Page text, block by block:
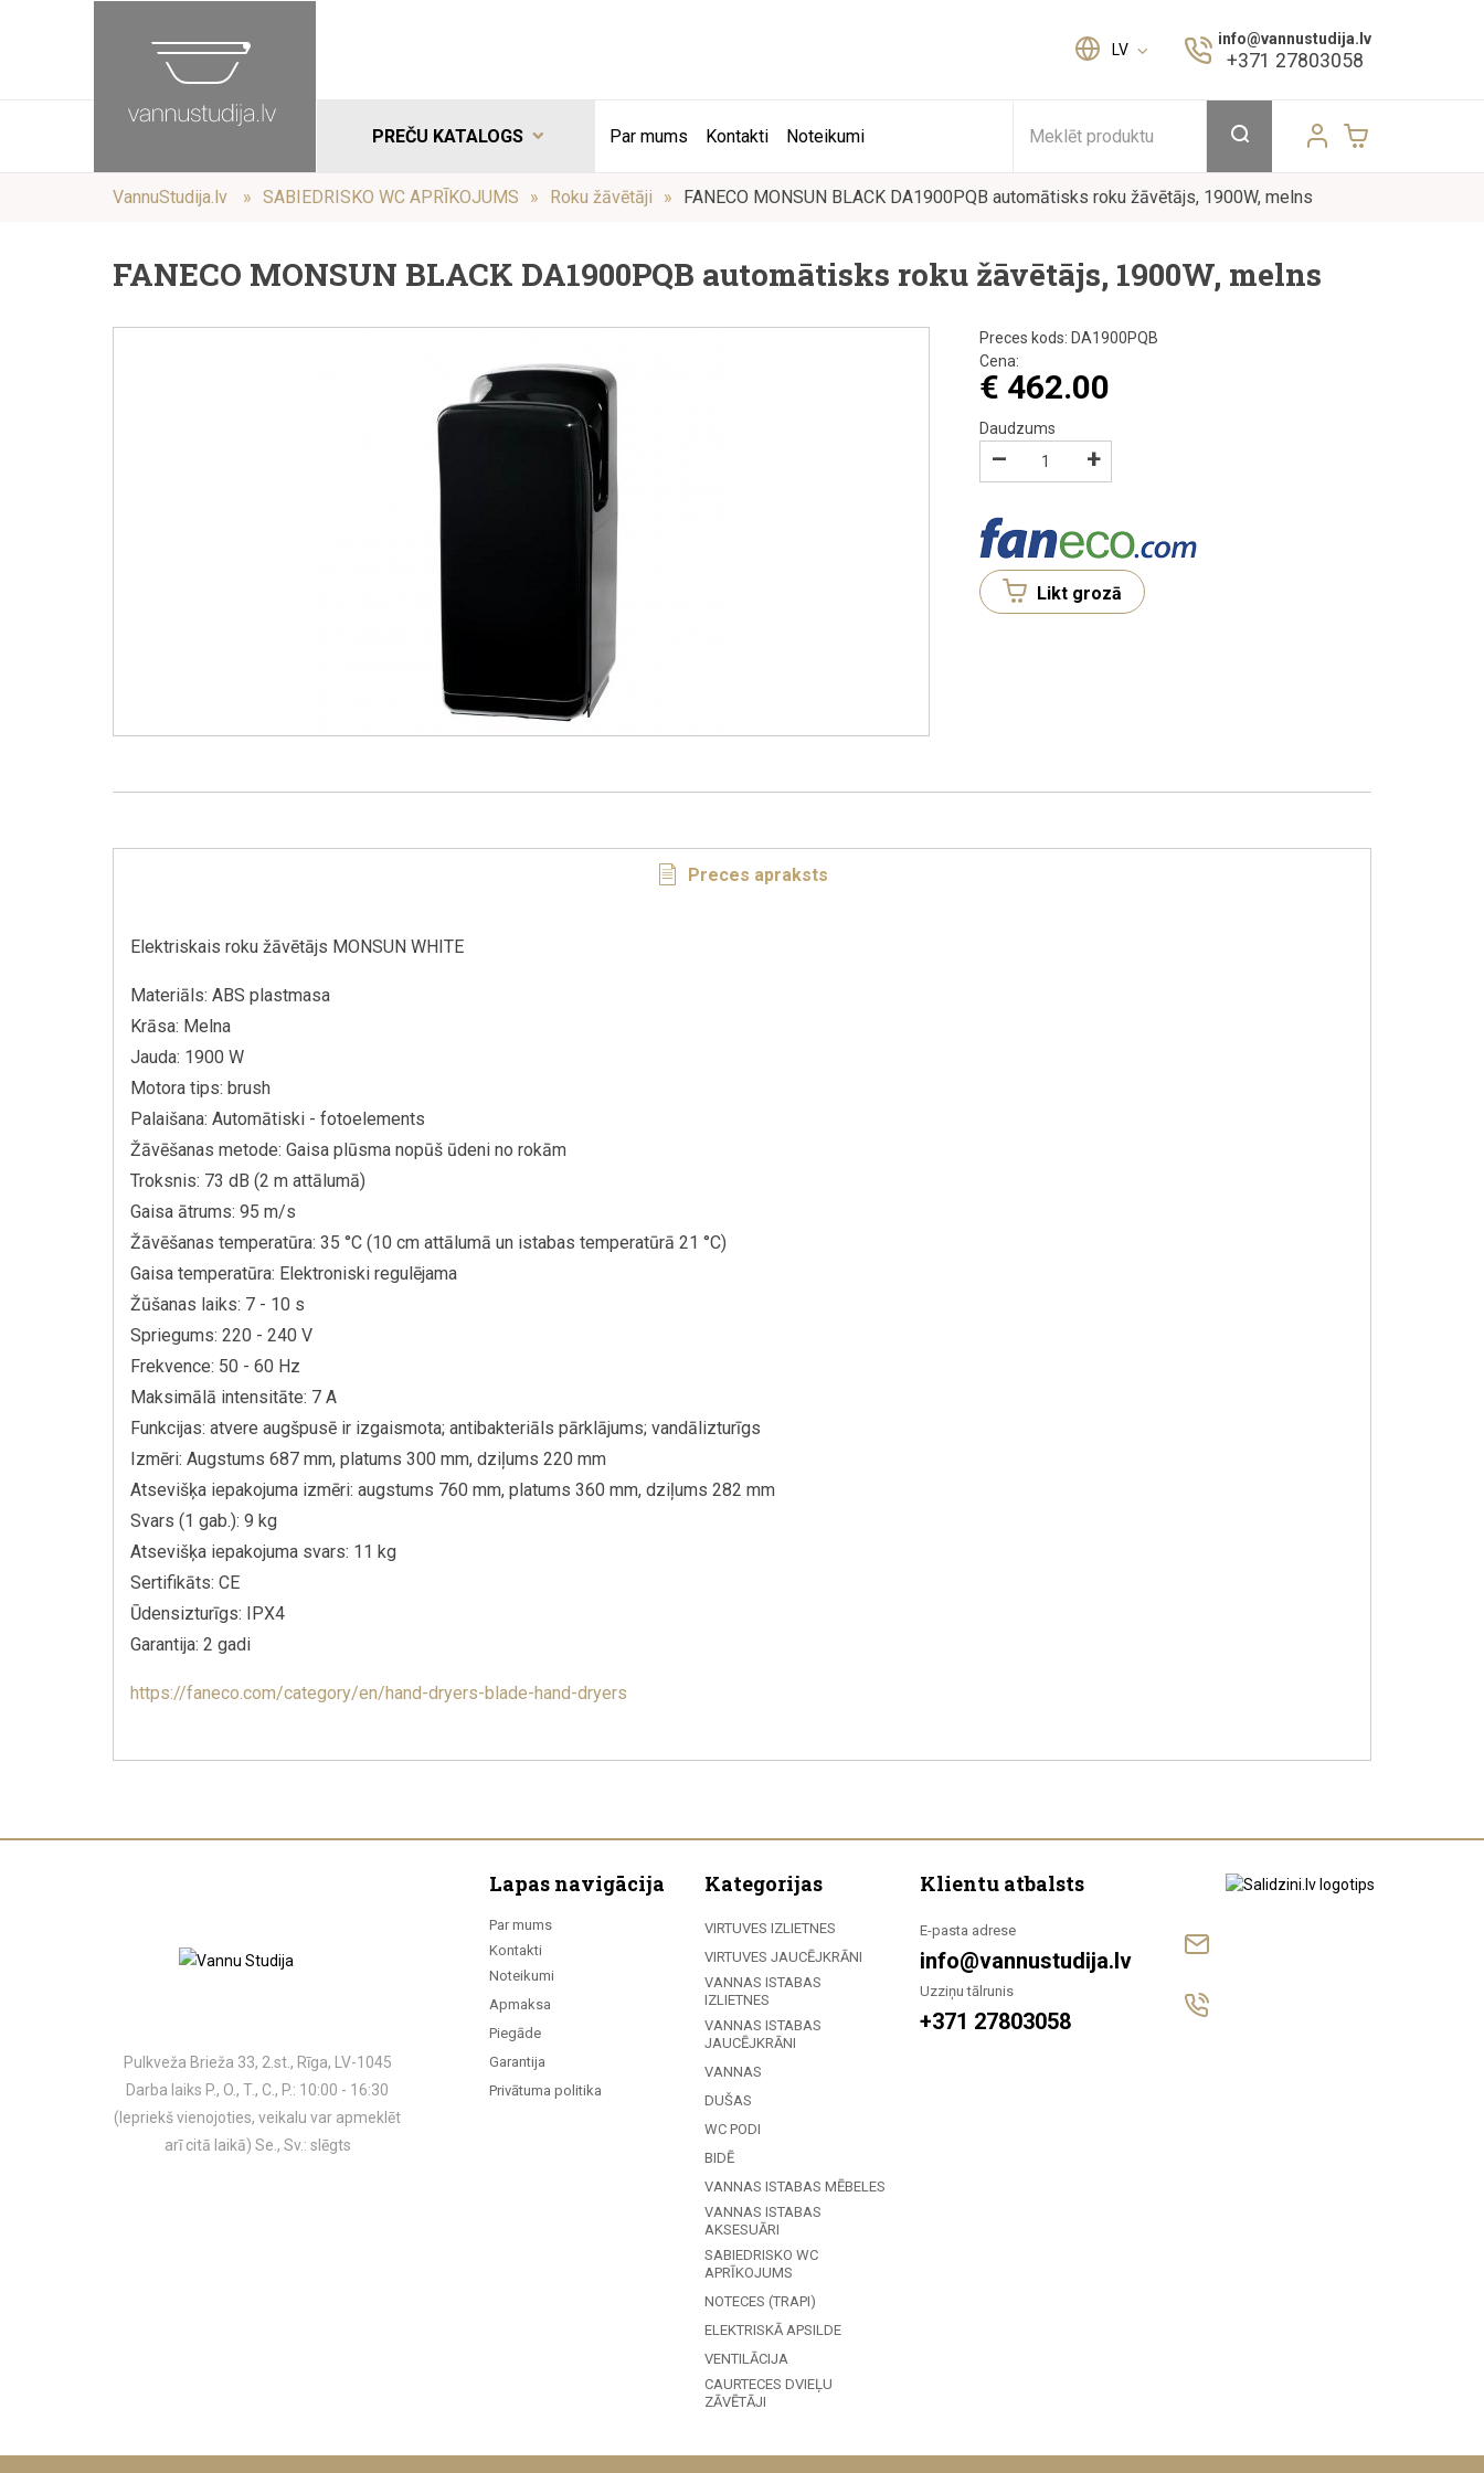
LV
info@vannustudija.lv
+371 27803058
PREČU KATALOGS Par mums Kontakti Noteikumi Meklēt produktu
VannuStudija.lv SABIEDRISKO WC APRĪKOJUMS Roku žāvētāji FANECO MONSUN BLACK DA1900PQB automātisks roku žāvētājs, 1900W, melns
FANECO MONSUN BLACK DA1900PQB automātisks roku žāvētājs, 1900W, melns
Preces kods: DA1900PQB
Cena:
€ 462.00
Daudzums
– +
Likt grozā
Preces apraksts
Elektriskais roku žāvētājs MONSUN WHITE
Materiāls: ABS plastmasa
Krāsa: Melna
Jauda: 1900 W
Motora tips: brush
Palaišana: Automātiski - fotoelements
Žāvēšanas metode: Gaisa plūsma nopūš ūdeni no rokām
Troksnis: 73 dB (2 m attālumā)
Gaisa ātrums: 95 m/s
Žāvēšanas temperatūra: 35 °C (10 cm attālumā un istabas temperatūrā 21 °C)
Gaisa temperatūra: Elektroniski regulējama
Žūšanas laiks: 7 - 10 s
Spriegums: 220 - 240 V
Frekvence: 50 - 60 Hz
Maksimālā intensitāte: 7 A
Funkcijas: atvere augšpusē ir izgaismota; antibakteriāls pārklājums; vandālizturīgs
Izmēri: Augstums 687 mm, platums 300 mm, dziļums 220 mm
Atsevišķa iepakojuma izmēri: augstums 760 mm, platums 360 mm, dziļums 282 mm
Svars (1 gab.): 9 kg
Atsevišķa iepakojuma svars: 11 kg
Sertifikāts: CE
Ūdensizturīgs: IPX4
Garantija: 2 gadi
https://faneco.com/category/en/hand-dryers-blade-hand-dryers
Pulkveža Brieža 33, 2.st., Rīga, LV-1045
Darba laiks P., O., T., C., P.: 10:00 - 16:30
(Iepriekš vienojoties, veikalu var apmeklēt
arī citā laikā) Se., Sv.: slēgts
Lapas navigācija
Par mums
Kontakti
Noteikumi
Apmaksa
Piegāde
Garantija
Privātuma politika
Kategorijas
VIRTUVES IZLIETNES
VIRTUVES JAUCĒJKRĀNI
VANNAS ISTABAS
IZLIETNES
VANNAS ISTABAS
JAUCĒJKRĀNI
VANNAS
DUŠAS
WC PODI
BIDĒ
VANNAS ISTABAS MĒBELES
VANNAS ISTABAS
AKSESUĀRI
SABIEDRISKO WC
APRĪKOJUMS
NOTECES (TRAPI)
ELEKTRISKĀ APSILDE
VENTILĀCIJA
CAURTECES DVIEĻU
ZĀVĒTĀJI
Klientu atbalsts
E-pasta adrese
info@vannustudija.lv
Uzziņu tālrunis
+371 27803058